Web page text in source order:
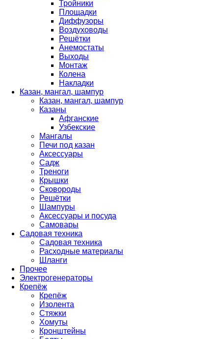
Тройники
Площадки
Диффузоры
Воздуховоды
Решётки
Анемостаты
Выходы
Монтаж
Колена
Накладки
Казан, мангал, шампур
Казан, мангал, шампур
Казаны
Афганские
Узбекские
Мангалы
Печи под казан
Аксессуары
Садж
Треноги
Крышки
Сковороды
Решётки
Шампуры
Аксессуары и посуда
Самовары
Садовая техника
Садовая техника
Расходные материалы
Шланги
Прочее
Электрогенераторы
Крепёж
Крепёж
Изолента
Стяжки
Хомуты
Кронштейны